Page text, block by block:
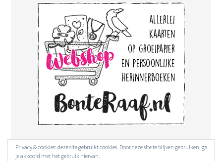
Privacy & cookies: deze site gebruikt cookies. Door deze site te blijven gebruiken, ga
je akkoord met het gebruik hiervan.